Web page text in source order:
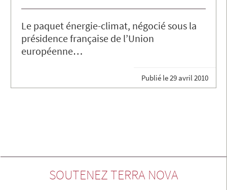
Le paquet énergie-climat, négocié sous la
présidence française de l’Union
européenne…
Publié le29 avril 2010
SOUTENEZ TERRA NOVA